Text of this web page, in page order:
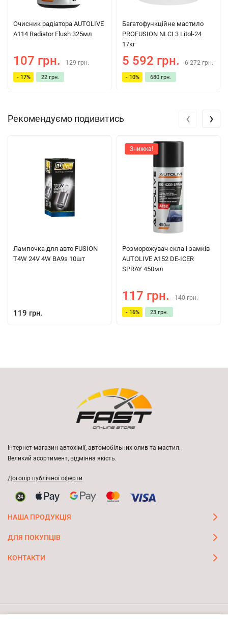
Очисник радіатора AUTOLIVE
A114 Radiator Flush 325мл
107 грн. 129 грн.
- 17% 22 грн.
Багатофункційне мастило
PROFUSION NLCI 3 Litol-24
17кг
5 592 грн. 6 272 грн.
- 10% 680 грн.
Рекомендуємо подивитись
Лампочка для авто FUSION
T4W 24V 4W BA9s 10шт
119 грн.
Знижка!
Розморожувач скла і замків
AUTOLIVE A152 DE-ICER
SPRAY 450мл
117 грн. 140 грн.
- 16% 23 грн.
‹ ›
Інтернет-магазин автохімії, автомобільних олив та мастил.
Великий асортимент, відмінна якість.
Договір публічної оферти
НАША ПРОДУКЦІЯ
ДЛЯ ПОКУПЦІВ
КОНТАКТИ